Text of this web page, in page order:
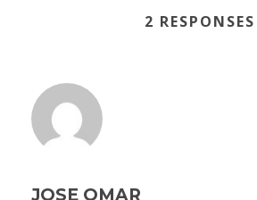
2 RESPONSES
JOSE OMAR